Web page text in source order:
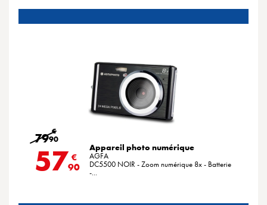
79 €
90
57 €
90
Appareil photo numérique
AGFA
DC5500 NOIR - Zoom numérique 8x - Batterie
-...